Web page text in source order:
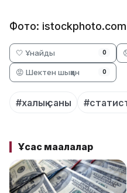
Фото: istockphoto.com
🤍 Ұнайды 0
😡 Шектен шыққан 0
#халық саны
Ұқсас мақалалар